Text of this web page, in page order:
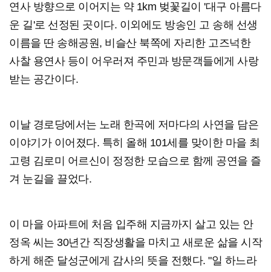
연사 방향으로 이어지는 약 1km 벚꽃길이 '대구 아름다
운 길'로 선정된 곳이다. 이외에도 방송인 고 송해 선생
이름을 딴 송해공원, 비슬산 북쪽에 자리한 고즈넉한
사찰 용연사 등이 어우러져 주민과 방문객들에게 사랑
받는 공간이다.
이날 경로당에서는 노래 한곡에 저마다의 사연을 담은
이야기가 이어졌다. 특히 올해 101세를 맞이한 마을 최
고령 김로미 어르신이 정정한 모습으로 함께 공연을 즐
겨 눈길을 끌었다.
이 마을 아파트에 처음 입주해 지금까지 살고 있는 안
정옥 씨는 30년간 직장생활을 마치고 새로운 삶을 시작
하게 해준 달성군에게 감사의 뜻을 전했다. "일 하느라